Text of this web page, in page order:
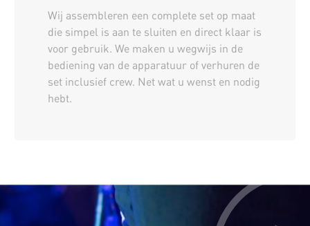
Wij assembleren een complete set op maat
die simpel is aan te sluiten en direct klaar is
voor gebruik. We maken u wegwijs in de
bediening van de apparatuur of verhuren de
set inclusief crew. Net wat u wenst en nodig
hebt.